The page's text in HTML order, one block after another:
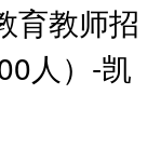
育教师招
人）-凯